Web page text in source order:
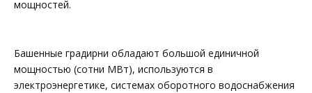
мощностей.
Башенные градирни обладают большой единичной
мощностью (сотни МВт), используются в
электроэнергетике, системах оборотного водоснабжения